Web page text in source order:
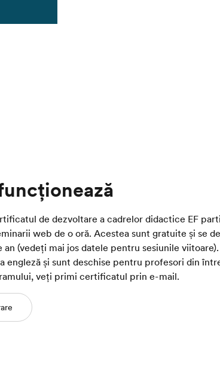
de dezvoltare a cadrelor didactice EF
web de o oră. Acestea sunt gratuite și se
an (vedeți mai jos datele pentru sesiunile
engleză și sunt deschise pentru profesori din
veți primi certificatul prin e-mail.